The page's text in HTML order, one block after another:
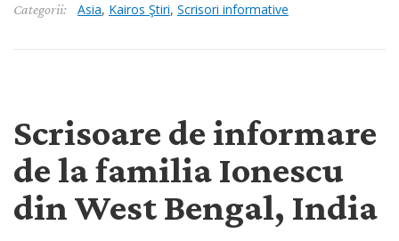
Categorii: Asia, Kairos Ştiri, Scrisori informative
Scrisoare de informare
de la familia Ionescu
din West Bengal, India